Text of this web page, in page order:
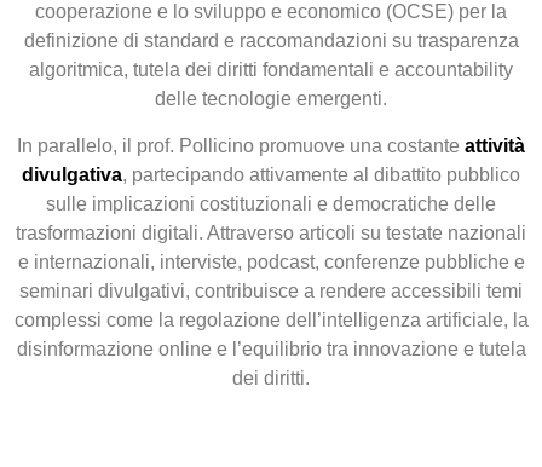
cooperazione e lo sviluppo e economico (OCSE) per la
definizione di standard e raccomandazioni su trasparenza
algoritmica, tutela dei diritti fondamentali e accountability
delle tecnologie emergenti.
In parallelo, il prof. Pollicino promuove una costante attività
divulgativa, partecipando attivamente al dibattito pubblico
sulle implicazioni costituzionali e democratiche delle
trasformazioni digitali. Attraverso articoli su testate nazionali
e internazionali, interviste, podcast, conferenze pubbliche e
seminari divulgativi, contribuisce a rendere accessibili temi
complessi come la regolazione dell’intelligenza artificiale, la
disinformazione online e l’equilibrio tra innovazione e tutela
dei diritti.